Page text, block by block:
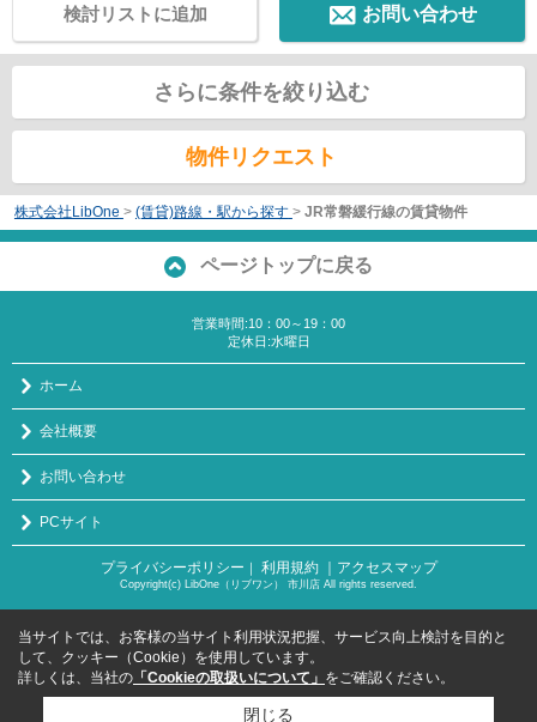
お問い合わせ
検討リストに追加
さらに条件を絞り込む
物件リクエスト
株式会社LibOne > (賃貸)路線・駅から探す > JR常磐緩行線の賃貸物件
ページトップに戻る
営業時間:10：00～19：00
定休日:水曜日
ホーム
会社概要
お問い合わせ
PCサイト
プライバシーポリシー ｜ 利用規約 ｜アクセスマップ
Copyright(c) LibOne（リブワン） 市川店 All rights reserved.
当サイトでは、お客様の当サイト利用状況把握、サービス向上検討を目的と
して、クッキー（Cookie）を使用しています。
詳しくは、当社の 「Cookieの取扱いについて」 をご確認ください。
閉じる